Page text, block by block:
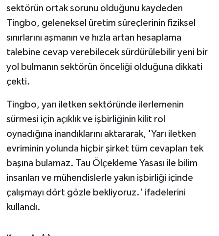
sektörün ortak sorunu olduğunu kaydeden
Tingbo, geleneksel üretim süreçlerinin fiziksel
sınırlarını aşmanın ve hızla artan hesaplama
talebine cevap verebilecek sürdürülebilir yeni bir
yol bulmanın sektörün önceliği olduğuna dikkati
çekti.
Tingbo, yarı iletken sektöründe ilerlemenin
sürmesi için açıklık ve işbirliğinin kilit rol
oynadığına inandıklarını aktararak, 'Yarı iletken
evriminin yolunda hiçbir şirket tüm cevapları tek
başına bulamaz. Tau Ölçekleme Yasası ile bilim
insanları ve mühendislerle yakın işbirliği içinde
çalışmayı dört gözle bekliyoruz.' ifadelerini
kullandı.